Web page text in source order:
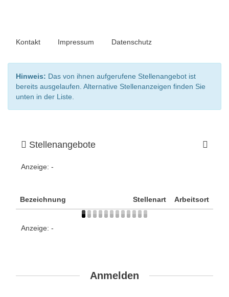
Kontakt Impressum Datenschutz
Hinweis: Das von ihnen aufgerufene Stellenangebot ist
bereits ausgelaufen. Alternative Stellenanzeigen finden Sie
unten in der Liste.
Stellenangebote
Anzeige: -
Bezeichnung Stellenart Arbeitsort
Anzeige: -
Anmelden